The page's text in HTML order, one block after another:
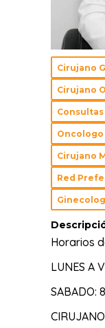
Cirujano
Cirujano
Oncologo
Cirujano
Red
Horarios
LUNES A
SABADO: